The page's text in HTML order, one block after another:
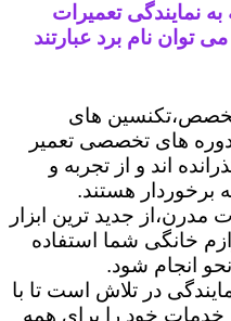
نمایندگی تعمیرات
توان نام برد عبارتند
های
های تخصصی تعمیر
اند و از تجربه و
برخوردار هستند.
مدرن،از جدید ترین ابزار
خانگی شما استفاده
انجام شود.
در تلاش است تا با
خود را برای همه